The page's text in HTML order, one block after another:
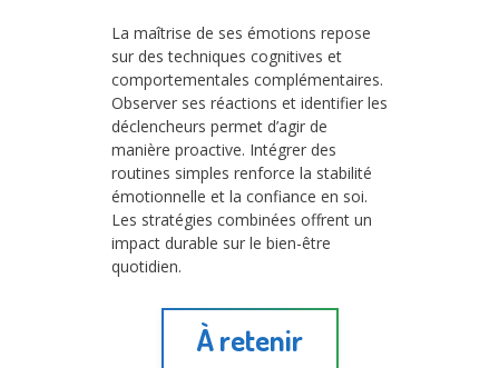
La maîtrise de ses émotions repose
sur des techniques cognitives et
comportementales complémentaires.
Observer ses réactions et identifier les
déclencheurs permet d’agir de
manière proactive. Intégrer des
routines simples renforce la stabilité
émotionnelle et la confiance en soi.
Les stratégies combinées offrent un
impact durable sur le bien-être
quotidien.
À retenir